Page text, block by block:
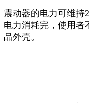
震动器的电力可维持
电力消耗完，使用者
品外壳。